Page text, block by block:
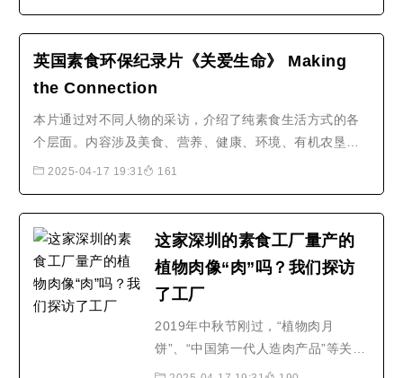
经知道《玉子》迄今制造的一些影响
力：启发嗜肉如命的观众选择纯素饮
食给已经素食的观众带来希望让成年
男女泪目让铲屎官们紧紧抱..
英国素食环保纪录片《关爱生命》 Making
the Connection
本片通过对不同人物的采访，介绍了纯素食生活方式的各
个层面。内容涉及美食、营养、健康、环境、有机农垦和
动物福利等等。影片告诉人们，要选择纯素饮食，关爱生
2025-04-17 19:31 161
这家深圳的素食工厂量产的
植物肉像“肉”吗？我们探访
了工厂
2019年中秋节刚过，“植物肉月
饼”、“中国第一代人造肉产品”等关键
词的热度在近几个月居高不下，中国